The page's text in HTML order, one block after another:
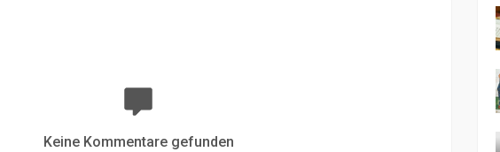
Keine Kommentare gefunden